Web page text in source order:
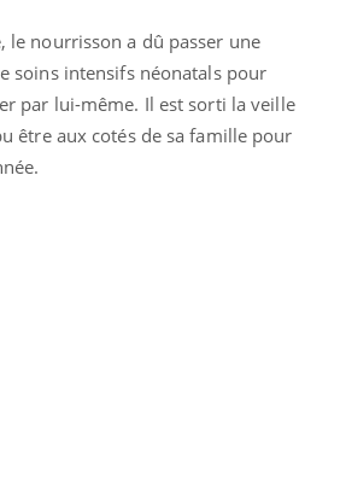
le nourrisson a dû passer une
soins intensifs néonatals pour
par lui-même. Il est sorti la veille
être aux cotés de sa famille pour